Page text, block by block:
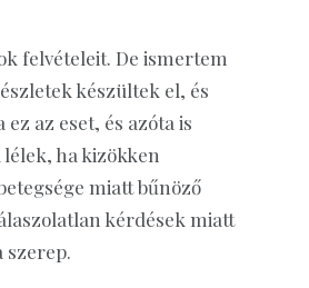
felvételeit. De ismertem
készültek el, és
az eset, és azóta is
ha kizökken
miatt bűnöző
kérdések miatt
szerep.